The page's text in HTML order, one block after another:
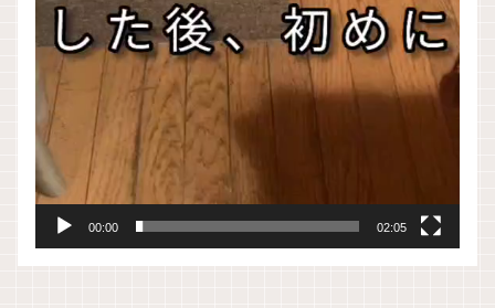
00:00 02:05